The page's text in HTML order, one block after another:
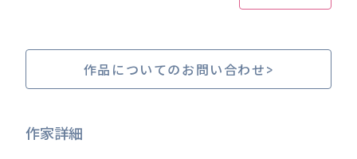
作品についてのお問い合わせ
作家詳細